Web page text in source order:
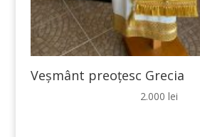
Veșmânt preoțesc Grecia
2.000lei